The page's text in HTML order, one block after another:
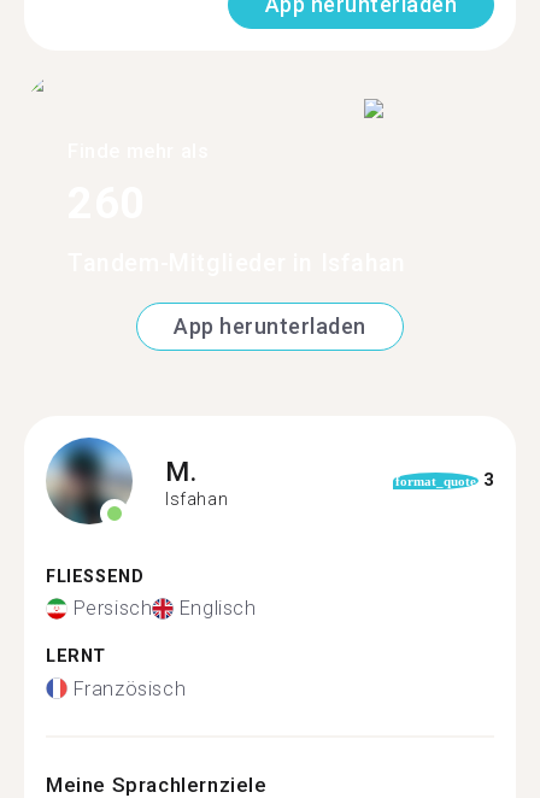
App herunterladen
M.
Isfahan
format_quote 3
FLIESSEND
Persisch Englisch
LERNT
Französisch
Meine Sprachlernziele